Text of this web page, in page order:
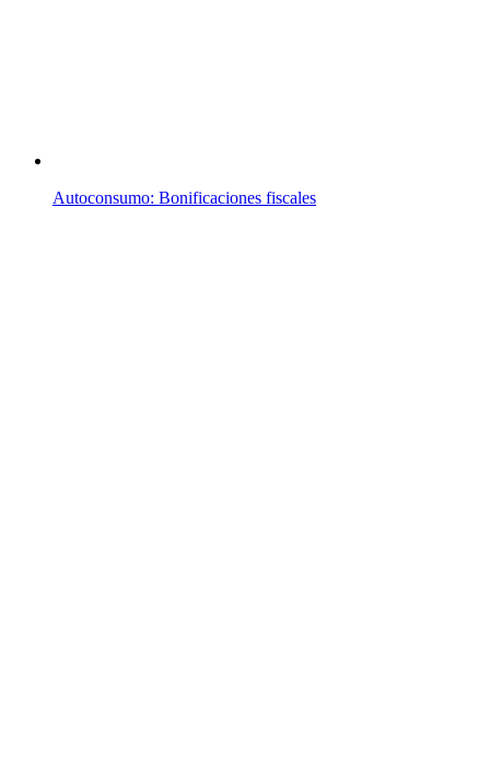
Autoconsumo: Bonificaciones fiscales